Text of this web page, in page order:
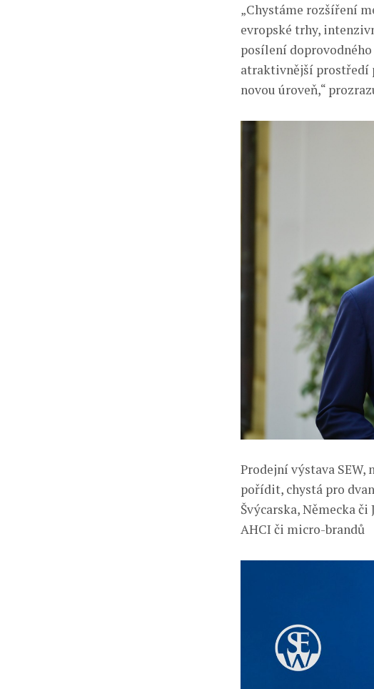
„Chystáme rozšíření
evropské trhy,
posílení
atraktivnější prostředí
novou úroveň,“
Prodejní výstava SEW,
pořídit, chystá pro
Švýcarska, Německa
AHCI či micro-brandů